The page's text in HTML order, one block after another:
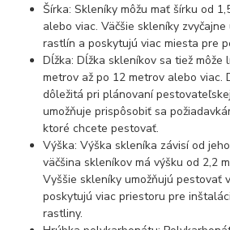
Šírka: Skleníky môžu mať šírku od
alebo viac. Väčšie skleníky
rastlín a poskytujú viac miesta pre
Dĺžka: Dĺžka skleníkov sa tiež môže
metrov až po 12 metrov alebo viac.
dôležitá pri plánovaní
umožňuje prispôsobiť sa
ktoré chcete pestovať.
Výška: Výška skleníka závisí od
väčšina skleníkov má výšku od 2,2
Vyššie skleníky umožňujú pestovať
poskytujú viac priestoru pre
rastliny.